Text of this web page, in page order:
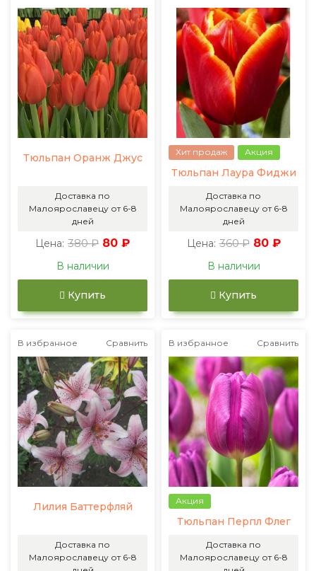
Тюльпан Оранж Джус
Доставка по
Малоярославецу от 6-8
дней
Цена: 380 ₽ 80 ₽
В наличии
Купить
Хит продаж Акция
Тюльпан Лаура Фиджи
Доставка по
Малоярославецу от 6-8
дней
Цена: 360 ₽ 80 ₽
В наличии
Купить
В избранное Сравнить
Лилия Баттерфляй
Доставка по
Малоярославецу от 6-8
В избранное Сравнить
Акция
Тюльпан Перпл Флег
Доставка по
Малоярославецу от 6-8